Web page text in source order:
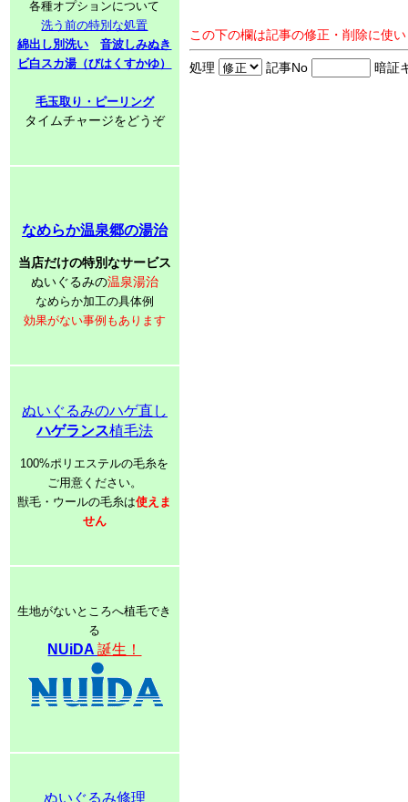
各種オプションについて
洗う前の特別な処置
綿出し別洗い
音波しみぬき
ビ白スカ湯（びはくすかゆ）
毛玉取り・ピーリング
タイムチャージをどうぞ
なめらか温泉郷の湯治
当店だけの特別なサービス
ぬいぐるみの温泉湯治
なめらか加工の具体例
効果がない事例もあります
ぬいぐるみのハゲ直し
ハゲランス植毛法
100%ポリエステルの毛糸を
ご用意ください。
獣毛・ウールの毛糸は使えま
せん
生地がないところへ植毛でき
る
NUiDA誕生！
ぬいぐるみ修理
この下の欄は記事の修正・削除に使
処理 記事No 暗証